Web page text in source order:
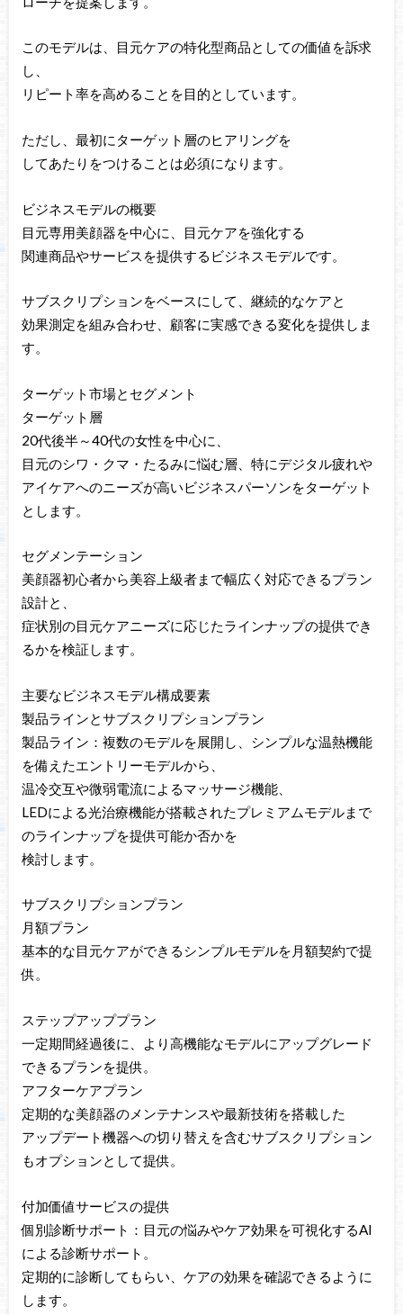
このモデルは、目元ケアの特化型商品としての価値を訴求
し、
リピート率を高めることを目的としています。
ただし、最初にターゲット層のヒアリングを
してあたりをつけることは必須になります。
ビジネスモデルの概要
目元専用美顔器を中心に、目元ケアを強化する
関連商品やサービスを提供するビジネスモデルです。
サブスクリプションをベースにして、継続的なケアと
効果測定を組み合わせ、顧客に実感できる変化を提供しま
す。
ターゲット市場とセグメント
ターゲット層
20代後半～40代の女性を中心に、
目元のシワ・クマ・たるみに悩む層、特にデジタル疲れや
アイケアへのニーズが高いビジネスパーソンをターゲット
とします。
セグメンテーション
美顔器初心者から美容上級者まで幅広く対応できるプラン
設計と、
症状別の目元ケアニーズに応じたラインナップの提供でき
るかを検証します。
主要なビジネスモデル構成要素
製品ラインとサブスクリプションプラン
製品ライン：複数のモデルを展開し、シンプルな温熱機能
を備えたエントリーモデルから、
温冷交互や微弱電流によるマッサージ機能、
LEDによる光治療機能が搭載されたプレミアムモデルまで
のラインナップを提供可能か否かを
検討します。
サブスクリプションプラン
月額プラン
基本的な目元ケアができるシンプルモデルを月額契約で提
供。
ステップアッププラン
一定期間経過後に、より高機能なモデルにアップグレード
できるプランを提供。
アフターケアプラン
定期的な美顔器のメンテナンスや最新技術を搭載した
アップデート機器への切り替えを含むサブスクリプション
もオプションとして提供。
付加価値サービスの提供
個別診断サポート：目元の悩みやケア効果を可視化するAI
による診断サポート。
定期的に診断してもらい、ケアの効果を確認できるように
します。